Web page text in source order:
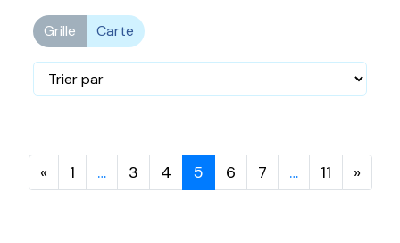
Grille Carte
« 1 … 3 4 5 6 7 … 11 »